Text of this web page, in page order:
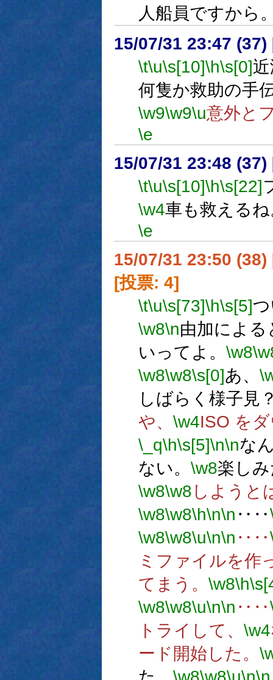
人船員ですから
15/07/31 23:47 (37)
\t\u\s[10]\h\s[0]
何隻か救助の手
\w9\w9\u意外と
\e
15/07/31 23:48 (37)
\t\u\s[10]\h\s[22]
\w4車も救える
\e
15/07/31 23:50 (38)
[投票: 4]
\t\u\s[73]\h\s[5]
\w8\n由加によ
いってよ。 \w8
\w8\w8\s[0]あ、
しばらく様子見
や、 \w4ISO を
\_q\h\s[5]\n\nな
ない。 \w8楽し
\w8\w8 しよう
\w8\w8\h\n\n ‥‥
\w8\w8\u\n\n ‥‥
ミファイルを作
てまう。 \w8\h
\w8\w8\u\n\n ‥‥
トライして、 \w4
ード開始した。